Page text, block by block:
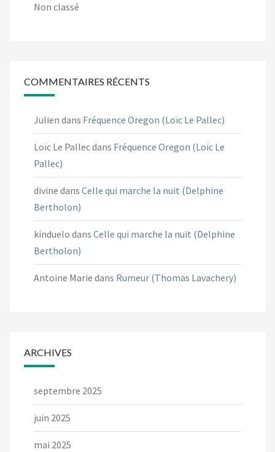
Non classé
COMMENTAIRES RÉCENTS
Julien dans Fréquence Oregon (Loïc Le Pallec)
Loïc Le Pallecdans Fréquence Oregon (Loïc Le
Pallec)
divine dans Celle qui marche la nuit (Delphine
Bertholon)
kinduelo dans Celle qui marche la nuit (Delphine
Bertholon)
Antoine Marie dans Rumeur (Thomas Lavachery)
ARCHIVES
septembre 2025
juin 2025
mai 2025